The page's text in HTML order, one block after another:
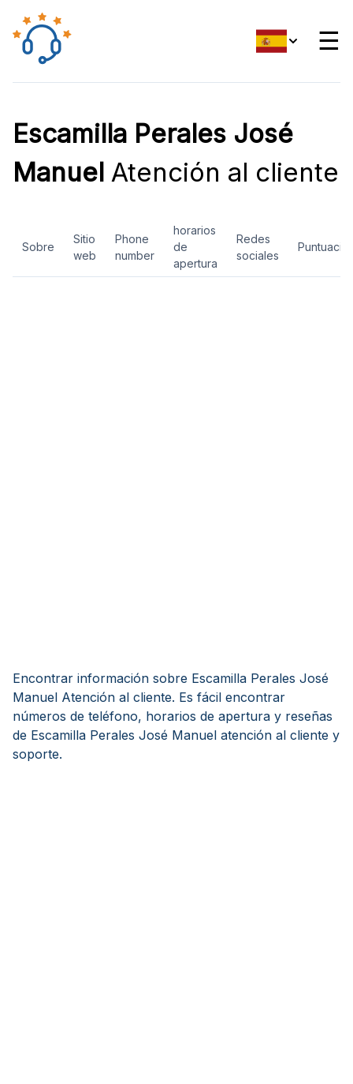
☰
Escamilla Perales José
Manuel Atención al cliente
Sobre
Sitio
web
Phone
number
horarios
de
apertura
Redes
sociales
Encontrar información sobre Escamilla Perales José
Manuel Atención al cliente. Es fácil encontrar
números de teléfono, horarios de apertura y reseñas
de Escamilla Perales José Manuel atención al cliente y
soporte.